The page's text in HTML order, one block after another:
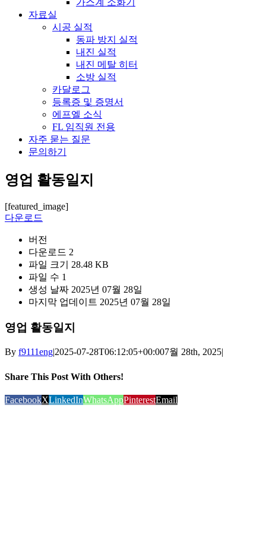
가스계 소화기
자료실
시공 실적
동파 방지 실적
내진 실적
내진 메탈 히터
소방 실적
카달로그
등록증 및 증명서
에프엘 소식
FL 임직원 전용
자주 묻는 질문
문의하기
영업 활동일지
[featured_image]
다운로드
버전
다운로드 2
파일 크기 28.48 KB
파일 수 1
생성 날짜 2025년 07월 28일
마지막 업데이트 2025년 07월 28일
영업 활동일지
By f9111eng|2025-07-28T06:12:05+00:007월 28th, 2025|
Share This Post With Others!
FacebookXLinkedInWhatsAppPinterestEmail